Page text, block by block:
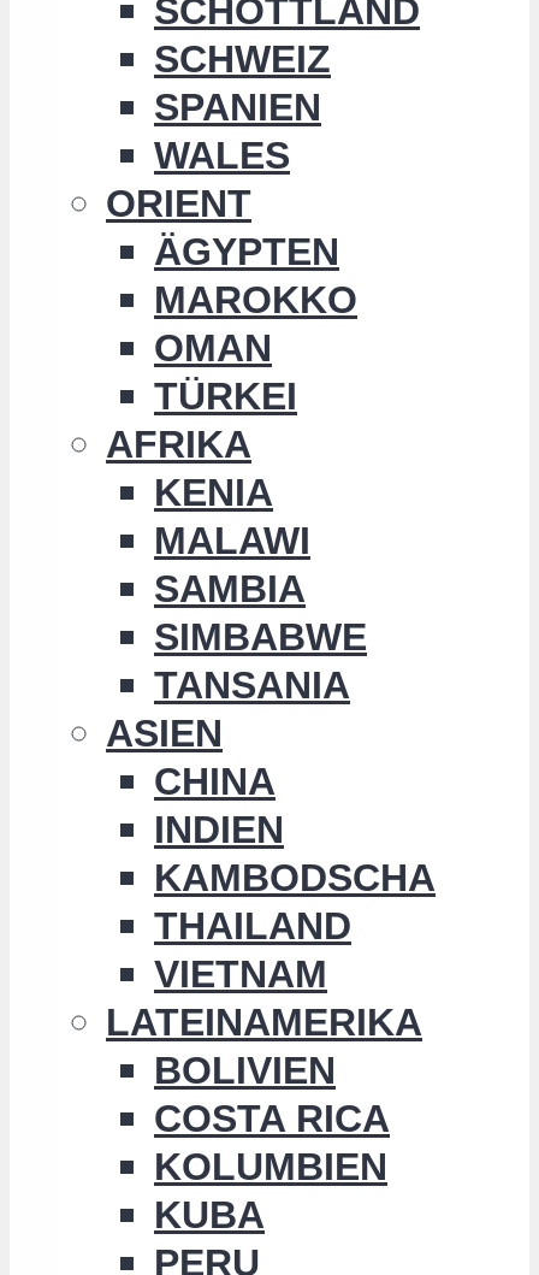
SCHOTTLAND
SCHWEIZ
SPANIEN
WALES
ORIENT
ÄGYPTEN
MAROKKO
OMAN
TÜRKEI
AFRIKA
KENIA
MALAWI
SAMBIA
SIMBABWE
TANSANIA
ASIEN
CHINA
INDIEN
KAMBODSCHA
THAILAND
VIETNAM
LATEINAMERIKA
BOLIVIEN
COSTA RICA
KOLUMBIEN
KUBA
PERU